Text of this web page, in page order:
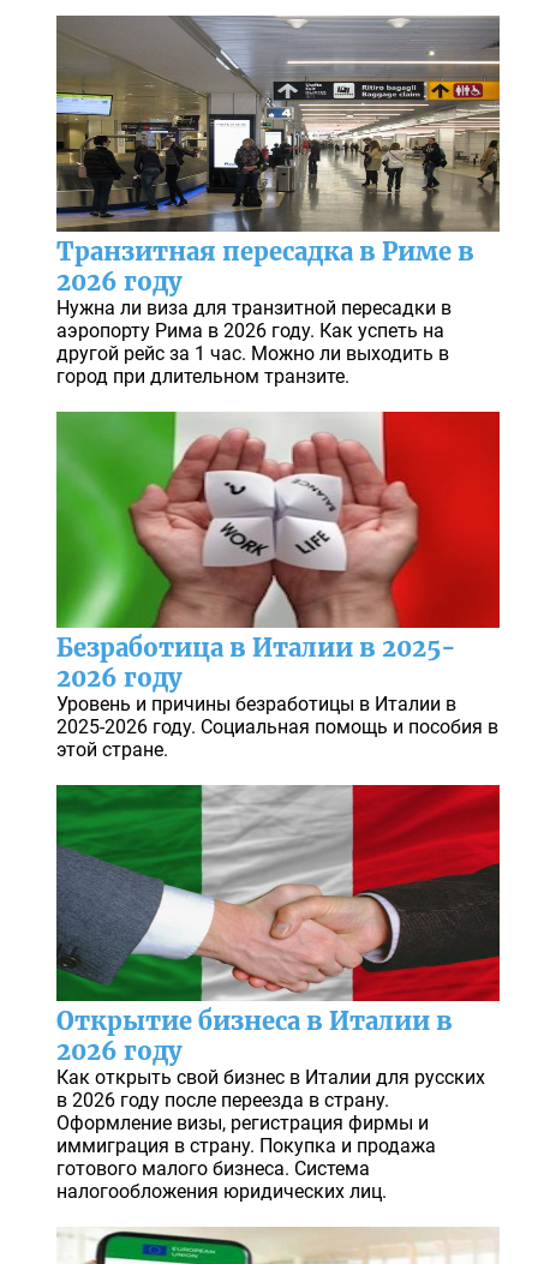
Транзитная пересадка в Риме в
2026 году
Нужна ли виза для транзитной пересадки в
аэропорту Рима в 2026 году. Как успеть на
другой рейс за 1 час. Можно ли выходить в
город при длительном транзите.
Безработица в Италии в 2025-
2026 году
Уровень и причины безработицы в Италии в
2025-2026 году. Социальная помощь и пособия в
этой стране.
Открытие бизнеса в Италии в
2026 году
Как открыть свой бизнес в Италии для русских
в 2026 году после переезда в страну.
Оформление визы, регистрация фирмы и
иммиграция в страну. Покупка и продажа
готового малого бизнеса. Система
налогообложения юридических лиц.